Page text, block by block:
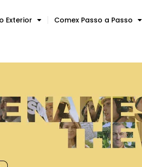
Exterior Comex Passo a Passo